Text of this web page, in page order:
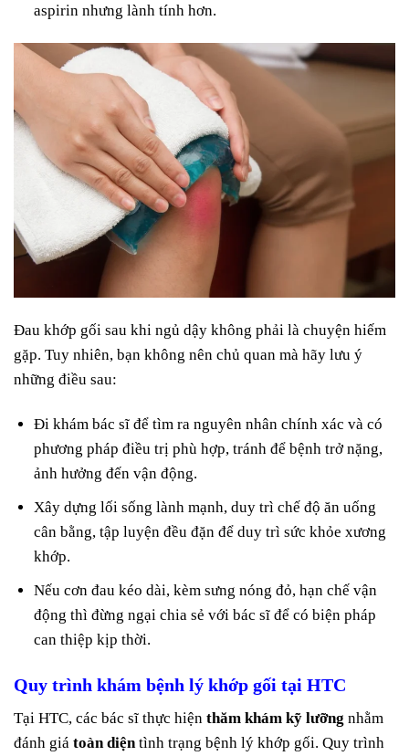
aspirin nhưng lành tính hơn.
Đau khớp gối sau khi ngủ dậy không phải là chuyện hiếm
gặp. Tuy nhiên, bạn không nên chủ quan mà hãy lưu ý
những điều sau:
Đi khám bác sĩ để tìm ra nguyên nhân chính xác và có
phương pháp điều trị phù hợp, tránh để bệnh trở nặng,
ảnh hưởng đến vận động.
Xây dựng lối sống lành mạnh, duy trì chế độ ăn uống
cân bằng, tập luyện đều đặn để duy trì sức khỏe xương
khớp.
Nếu cơn đau kéo dài, kèm sưng nóng đỏ, hạn chế vận
động thì đừng ngại chia sẻ với bác sĩ để có biện pháp
can thiệp kịp thời.
Quy trình khám bệnh lý khớp gối tại HTC
Tại HTC, các bác sĩ thực hiện thăm khám kỹ lưỡng nhằm
đánh giá toàn diện tình trạng bệnh lý khớp gối. Quy trình